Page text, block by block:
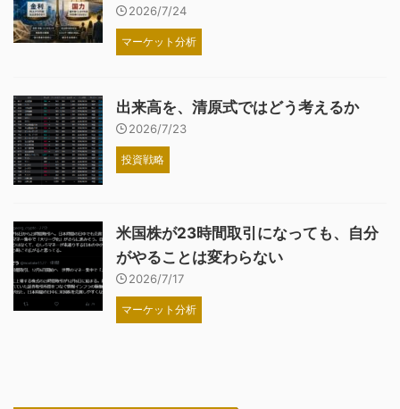
2026/7/24
マーケット分析
出来高を、清原式ではどう考えるか
2026/7/23
投資戦略
米国株が23時間取引になっても、自分
がやることは変わらない
2026/7/17
マーケット分析